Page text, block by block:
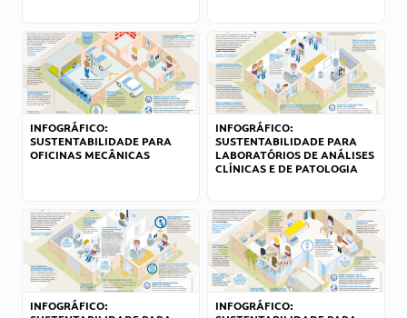
INFOGRÁFICO:
SUSTENTABILIDADE PARA
OFICINAS MECÂNICAS
INFOGRÁFICO:
SUSTENTABILIDADE PARA
LABORATÓRIOS DE ANÁLISES
CLÍNICAS E DE PATOLOGIA
INFOGRÁFICO:
INFOGRÁFICO: